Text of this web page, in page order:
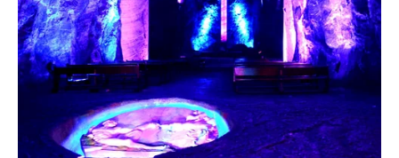
оформлення закордонного біометричного паспорту за 20
днів – 682 гривні.